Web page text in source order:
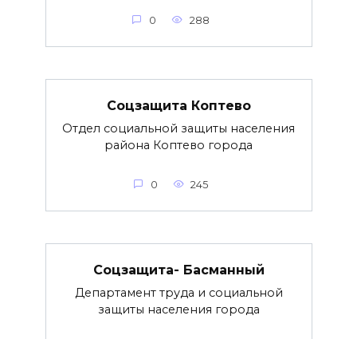
0 288
Соцзащита Коптево
Отдел социальной защиты населения
района Коптево города
0 245
Соцзащита- Басманный
Департамент труда и социальной
защиты населения города